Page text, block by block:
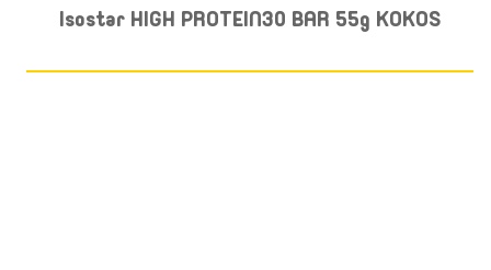
Isostar HIGH PROTEIN30 BAR 55g KOKOS